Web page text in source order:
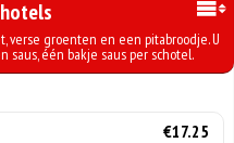
verse groenten en een pitabroodje. U
één bakje saus per schotel.
€17.25